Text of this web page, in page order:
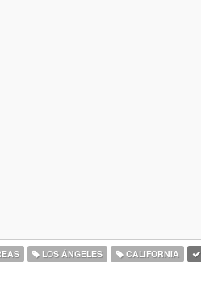
LOS ÁNGELES CALIFORNIA